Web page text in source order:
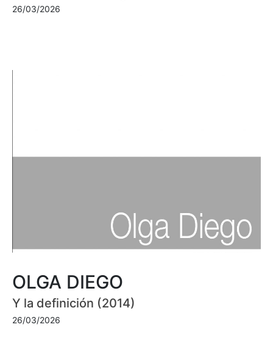
26/03/2026
OLGA DIEGO
Y la definición (2014)
26/03/2026